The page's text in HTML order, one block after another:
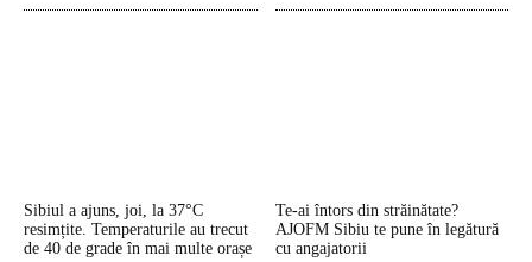
Sibiul a ajuns, joi, la 37°C
resimțite. Temperaturile au trecut
de 40 de grade în mai multe orașe
Te-ai întors din străinătate?
AJOFM Sibiu te pune în legătură
cu angajatorii